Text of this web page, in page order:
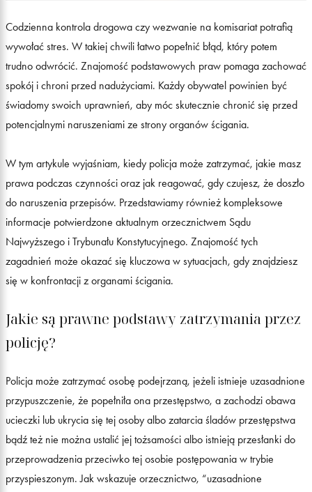
Codzienna kontrola drogowa czy wezwanie na komisariat potrafią
wywołać stres. W takiej chwili łatwo popełnić błąd, który potem
trudno odwrócić. Znajomość podstawowych praw pomaga zachować
spokój i chroni przed nadużyciami. Każdy obywatel powinien być
świadomy swoich uprawnień, aby móc skutecznie chronić się przed
potencjalnymi naruszeniami ze strony organów ścigania.
W tym artykule wyjaśniam, kiedy policja może zatrzymać, jakie masz
prawa podczas czynności oraz jak reagować, gdy czujesz, że doszło
do naruszenia przepisów. Przedstawiamy również kompleksowe
informacje potwierdzone aktualnym orzecznictwem Sądu
Najwyższego i Trybunału Konstytucyjnego. Znajomość tych
zagadnień może okazać się kluczowa w sytuacjach, gdy znajdziesz
się w konfrontacji z organami ścigania.
Jakie są prawne podstawy zatrzymania przez
policję?
Policja może zatrzymać osobę podejrzaną, jeżeli istnieje uzasadnione
przypuszczenie, że popełniła ona przestępstwo, a zachodzi obawa
ucieczki lub ukrycia się tej osoby albo zatarcia śladów przestępstwa
bądź też nie można ustalić jej tożsamości albo istnieją przesłanki do
przeprowadzenia przeciwko tej osobie postępowania w trybie
przyspieszonym. Jak wskazuje orzecznictwo, “uzasadnione